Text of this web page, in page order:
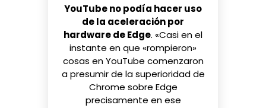
YouTube no podía hacer uso
de la aceleración por
hardware de Edge. «Casi en el
instante en que «rompieron»
cosas en YouTube comenzaron
a presumir de la superioridad de
Chrome sobre Edge
precisamente en ese